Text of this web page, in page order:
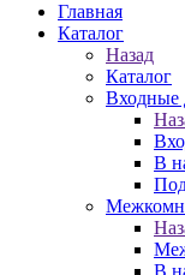
Главная
Каталог
Назад
Каталог
Входные
В
В